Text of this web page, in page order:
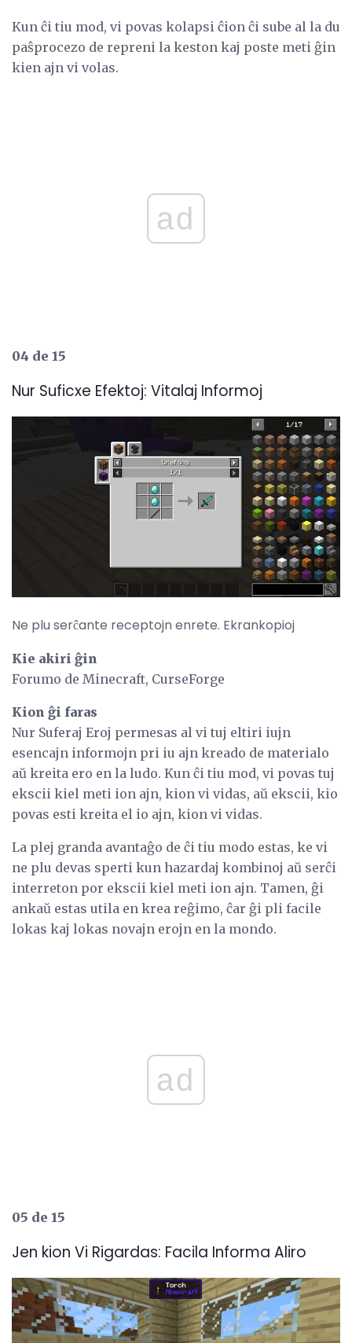
Kun ĉi tiu mod, vi povas kolapsi ĉion ĉi sube al la du
paŝprocezo de repreni la keston kaj poste meti ĝin
kien ajn vi volas.
ad
04 de 15
Nur Suficxe Efektoj: Vitalaj Informoj
Ne plu serĉante receptojn enrete. Ekrankopioj
Kie akiri ĝin
Forumo de Minecraft, CurseForge
Kion ĝi faras
Nur Suferaj Eroj permesas al vi tuj eltiri iujn
esencajn informojn pri iu ajn kreado de materialo
aŭ kreita ero en la ludo. Kun ĉi tiu mod, vi povas tuj
ekscii kiel meti ion ajn, kion vi vidas, aŭ ekscii, kio
povas esti kreita el io ajn, kion vi vidas.
La plej granda avantaĝo de ĉi tiu modo estas, ke vi
ne plu devas sperti kun hazardaj kombinoj aŭ serĉi
interreton por ekscii kiel meti ion ajn. Tamen, ĝi
ankaŭ estas utila en krea reĝimo, ĉar ĝi pli facile
lokas kaj lokas novajn erojn en la mondo.
ad
05 de 15
Jen kion Vi Rigardas: Facila Informa Aliro